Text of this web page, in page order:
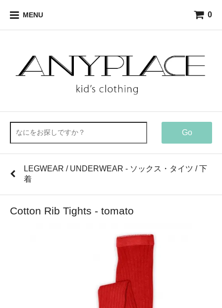
MENU 0
Go
LEGWEAR / UNDERWEAR - ソックス・タイツ / 下
着
Cotton Rib Tights - tomato